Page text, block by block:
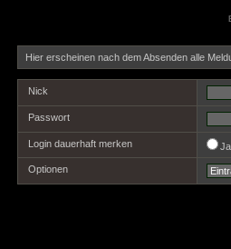
Hier erscheinen nach dem Absenden alle
Nick
Passwort
Login dauerhaft merken
Optionen